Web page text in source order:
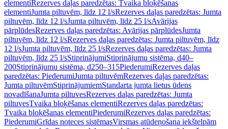
elementiRezerves daļas paredzētas: Tvaika bloķēšanas
elementiJumta piltuvēm, līdz 12 l/sRezerves daļas paredzētas: Jumta
piltuvēm, līdz 12 l/sJumta piltuvēm, līdz 25 l/sAvārijas
pārplūdesRezerves daļas paredzētas: Avārijas pārplūdesJumta
piltuvēm, līdz 12 l/sRezerves daļas paredzētas: Jumta piltuvēm, līdz
12 l/sJumta piltuvēm, līdz 25 l/sRezerves daļas paredzētas: Jumta
piltuvēm, līdz 25 l/sStiprinājumiStiprinājumu sistēma, d40–
200Stiprinājumu sistēma, d250–315PiederumiRezerves daļas
paredzētas: PiederumiJumta piltuvēmRezerves daļas paredzētas:
Jumta piltuvēmStiprinājumiemStandarta jumta lietus ūdens
novadīšanaJumta piltuvesRezerves daļas paredzētas: Jumta
piltuvesTvaika bloķēšanas elementiRezerves daļas paredzētas:
Tvaika bloķēšanas elementiPiederumiRezerves daļas paredzētas:
PiederumiGrīdas noteces sistēmasVirsmas atūdeņošana iekštelpām